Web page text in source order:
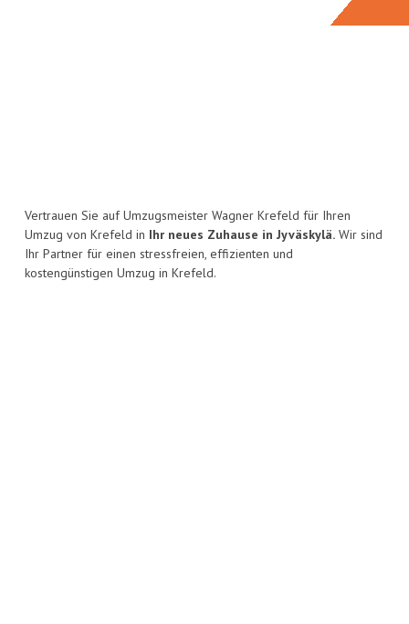
Vertrauen Sie auf Umzugsmeister Wagner Krefeld für Ihren
Umzug von Krefeld in Ihr neues Zuhause in Jyväskylä. Wir sind
Ihr Partner für einen stressfreien, effizienten und
kostengünstigen Umzug in Krefeld.